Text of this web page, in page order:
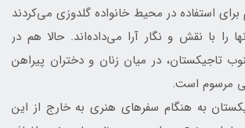
استفاده در محیط خانواده گلدوزی می‌کردند
را با نقش و نگار آرا می‌داده‌اند. حالا هم در
تاجیکستان، در میان زنان و دختران پیراهن
مرسوم است.
به هنگام سفرهای هنری به خارج از این